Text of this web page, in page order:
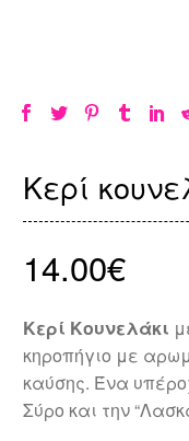
Κερί
14.00€
Κερί Κουνελάκι
κηροπήγιο με
καύσης. Ένα
Σύρο και την